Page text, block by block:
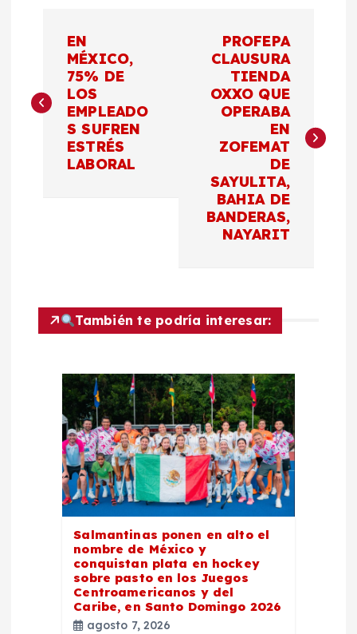
v
ó
EN
MÉXICO,
75% DE
LOS
EMPLEADO
S SUFREN
ESTRÉS
LABORAL
PROFEPA
CLAUSURA
TIENDA
OXXO QUE
OPERABA
EN
ZOFEMAT
DE
SAYULITA,
BAHIA DE
BANDERAS,
NAYARIT
También te podría interesar:
Salmantinas ponen en alto el
nombre de México y
conquistan plata en hockey
sobre pasto en los Juegos
Centroamericanos y del
Caribe, en Santo Domingo 2026
agosto 7, 2026